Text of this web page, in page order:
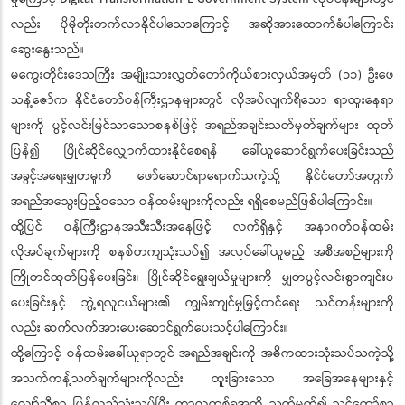
လည်း ပိုမိုတိုးတက်လာနိုင်ပါသောကြောင့် အဆိုအားထောက်ခံပါကြောင်း
ဆွေးနွေးသည်။
မကွေးတိုင်းဒေသကြီး အမျိုးသားလွှတ်တော်ကိုယ်စားလှယ်အမှတ် (၁၁) ဦးဖေ
သန့်ဇော်က နိုင်ငံတော်ဝန်ကြီးဌာနများတွင် လိုအပ်လျက်ရှိသော ရာထူးနေရာ
များကို ပွင့်လင်းမြင်သာသောစနစ်ဖြင့် အရည်အချင်းသတ်မှတ်ချက်များ ထုတ်
ပြန်၍ ပြိုင်ဆိုင်လျှောက်ထားနိုင်စေရန် ခေါ်ယူဆောင်ရွက်ပေးခြင်းသည်
အခွင့်အရေးမျှတမှုကို ဖော်ဆောင်ရာရောက်သကဲ့သို့ နိုင်ငံတော်အတွက်
အရည်အသွေးပြည့်ဝသော ဝန်ထမ်းများကိုလည်း ရရှိစေမည်ဖြစ်ပါကြောင်း။
ထို့ပြင် ဝန်ကြီးဌာနအသီးသီးအနေဖြင့် လက်ရှိနှင့် အနာဂတ်ဝန်ထမ်း
လိုအပ်ချက်များကို စနစ်တကျသုံးသပ်၍ အလုပ်ခေါ်ယူမည့် အစီအစဉ်များကို
ကြိုတင်ထုတ်ပြန်ပေးခြင်း၊ ပြိုင်ဆိုင်ရွေးချယ်မှုများကို မျှတပွင့်လင်းစွာကျင်းပ
ပေးခြင်းနှင့် ဘွဲ့ရလူငယ်များ၏ ကျွမ်းကျင်မှုမြှင့်တင်ရေး သင်တန်းများကို
လည်း ဆက်လက်အားပေးဆောင်ရွက်ပေးသင့်ပါကြောင်း။
ထို့ကြောင့် ဝန်ထမ်းခေါ်ယူရာတွင် အရည်အချင်းကို အဓိကထားသုံးသပ်သကဲ့သို့
အသက်ကန့်သတ်ချက်များကိုလည်း ထူးခြားသော အခြေအနေများနှင့်